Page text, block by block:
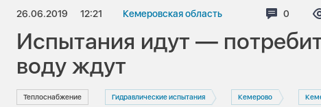
26.06.2019 12:21 Кемеровская область 0
Испытания идут —
воду ждут
Теплоснабжение Гидравлические испытания Кемерово